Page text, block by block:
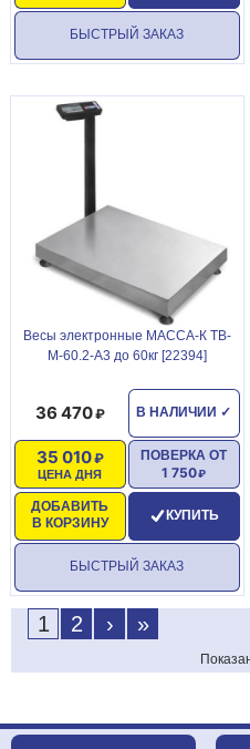
БЫСТРЫЙ ЗАКАЗ
Весы электронные МАССА-К ТВ-
М-60.2-А3 до 60кг [22394]
В НАЛИЧИИ ✓
36 470
ЦЕНА ДНЯ
35 010
ДОБАВИТЬ
В КОРЗИНУ
ПОВЕРКА ОТ
1 750
КУПИТЬ
БЫСТРЫЙ ЗАКАЗ
1 2 › »